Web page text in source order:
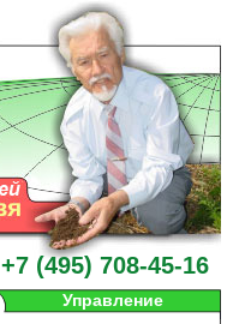
+7 (495) 708-45-16
Управление